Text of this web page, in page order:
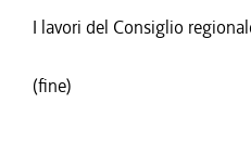
I lavori del Consiglio
(fine)